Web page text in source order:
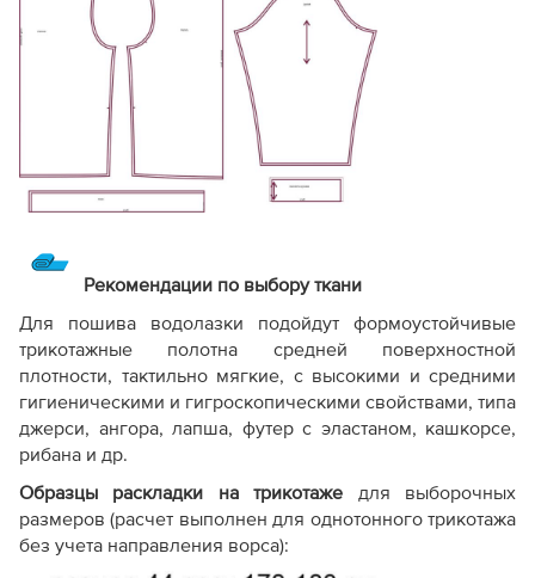
Рекомендации по выбору ткани
Для пошива водолазки подойдут формоустойчивые
трикотажные полотна средней поверхностной
плотности, тактильно мягкие, с высокими и средними
гигиеническими и гигроскопическими свойствами, типа
джерси, ангора, лапша, футер с эластаном, кашкорсе,
рибана и др.
Образцы раскладки на трикотаже
для выборочных
размеров (расчет выполнен для однотонного трикотажа
без учета направления ворса):